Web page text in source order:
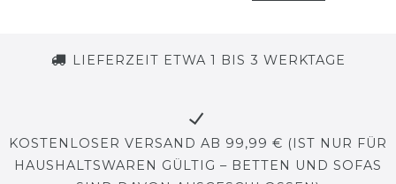
LIEFERZEIT ETWA 1 BIS 3 WERKTAGE
KOSTENLOSER VERSAND AB 99,99 € (IST NUR FÜR
HAUSHALTSWAREN GÜLTIG – BETTEN UND SOFAS